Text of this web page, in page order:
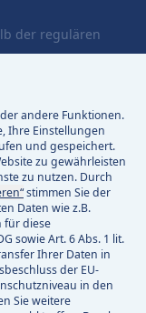
andere Funktionen.
Ihre Einstellungen
und gespeichert.
zu gewährleisten
zu nutzen. Durch
stimmen Sie der
Daten wie z.B.
für diese
sowie Art. 6 Abs. 1 lit.
Ihrer Daten in
der EU-
in den
Sie weitere
der regulären